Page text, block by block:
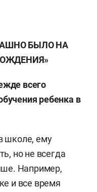
БЫЛО НА
всего
ребенка в
школе, ему
но не всегда
Например,
и все время